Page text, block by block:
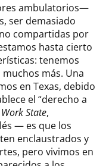
ambulatorios—
ser demasiado
compartidas por
hasta cierto
tenemos
más. Una
en Texas, debido
el “derecho a
State,
— es que los
enclaustrados y
pero vivimos en